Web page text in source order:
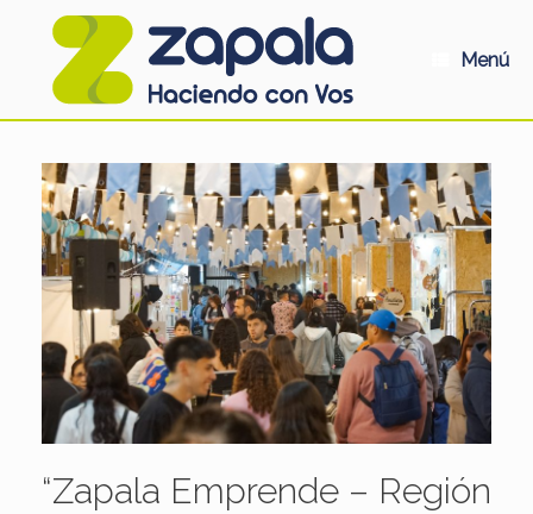
Menú
“Zapala Emprende – Región